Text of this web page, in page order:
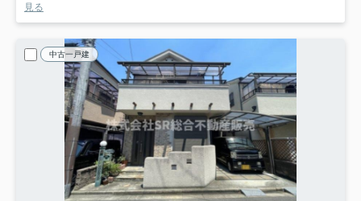
見る
中古一戸建